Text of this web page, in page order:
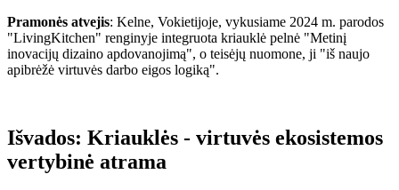
Pramonės atvejis: Kelne, Vokietijoje, vykusiame 2024 m. parodos
"LivingKitchen" renginyje integruota kriauklė pelnė "Metinį
inovacijų dizaino apdovanojimą", o teisėjų nuomone, ji "iš naujo
apibrėžė virtuvės darbo eigos logiką".
Išvados: Kriauklės - virtuvės ekosistemos
vertybinė atrama